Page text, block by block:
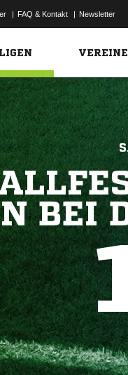
| FAQ & Kontakt | Newsletter
LIGEN